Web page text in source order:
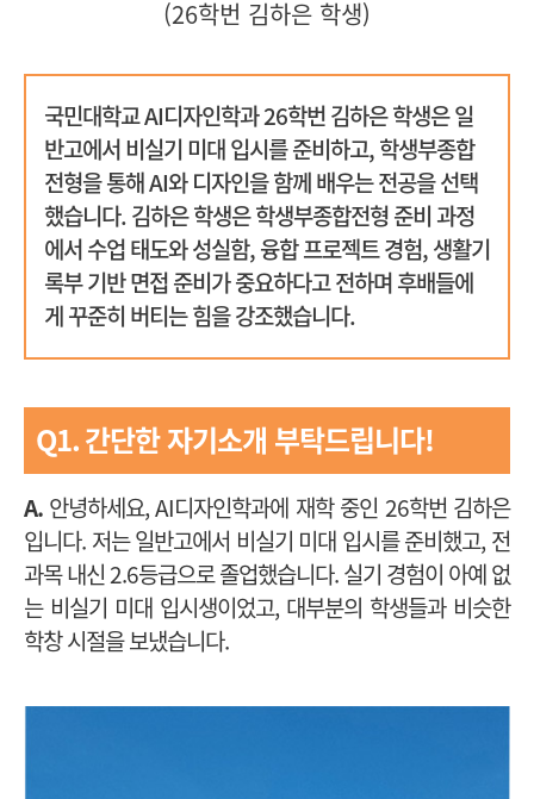
(26학번 김하은 학생)
국민대학교 AI디자인학과 26학번 김하은 학생은 일
반고에서 비실기 미대 입시를 준비하고, 학생부종합
전형을 통해 AI와 디자인을 함께 배우는 전공을 선택
했습니다. 김하은 학생은 학생부종합전형 준비 과정
에서 수업 태도와 성실함, 융합 프로젝트 경험, 생활기
록부 기반 면접 준비가 중요하다고 전하며 후배들에
게 꾸준히 버티는 힘을 강조했습니다.
Q1. 간단한 자기소개 부탁드립니다!
A. 안녕하세요, AI디자인학과에 재학 중인 26학번 김하은
입니다. 저는 일반고에서 비실기 미대 입시를 준비했고, 전
과목 내신 2.6등급으로 졸업했습니다. 실기 경험이 아예 없
는 비실기 미대 입시생이었고, 대부분의 학생들과 비슷한
학창 시절을 보냈습니다.